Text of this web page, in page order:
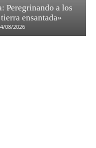
Peregrinando a los
ensantada»
08/2026